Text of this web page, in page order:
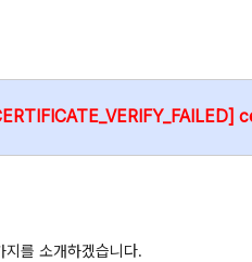
지를 소개하겠습니다.